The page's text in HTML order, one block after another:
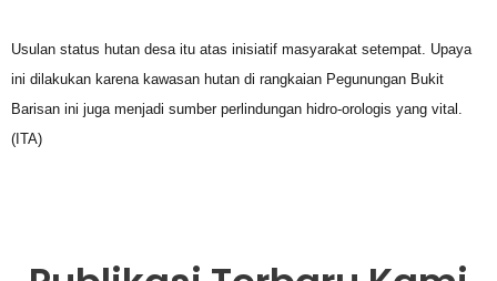
Usulan status hutan desa itu atas inisiatif masyarakat setempat. Upaya
ini dilakukan karena kawasan hutan di rangkaian Pegunungan Bukit
Barisan ini juga menjadi sumber perlindungan hidro-orologis yang vital.
(ITA)